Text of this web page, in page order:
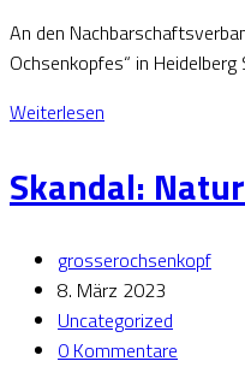
An den
Ochsenkopfes“ in
Weiterlesen
Skandal:
grosserochsenkopf
8. März 2023
Uncategorized
0 Kommentare